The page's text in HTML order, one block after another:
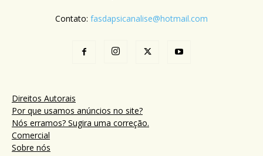
Contato: fasdapsicanalise@hotmail.com
Direitos Autorais
Por que usamos anúncios no site?
Nós erramos? Sugira uma correção.
Comercial
Sobre nós